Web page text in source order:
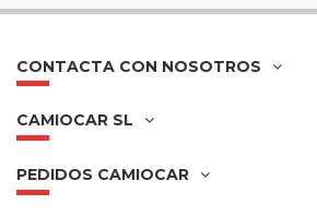
CONTACTA CON NOSOTROS
CAMIOCAR SL
PEDIDOS CAMIOCAR